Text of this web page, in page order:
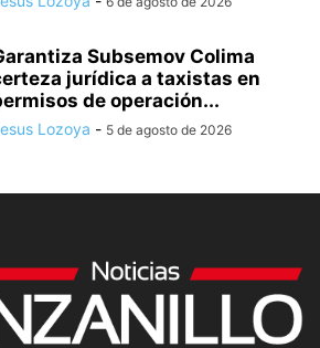
Subsemov Colima
jurídica a taxistas en
de operación...
Lozoya - 5 de agosto de 2026